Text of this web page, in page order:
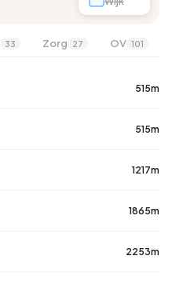
33 Zorg 27 OV 101
515m
515m
1217m
1865m
2253m